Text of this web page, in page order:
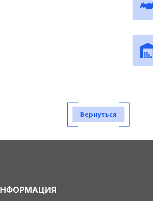
Вернуться